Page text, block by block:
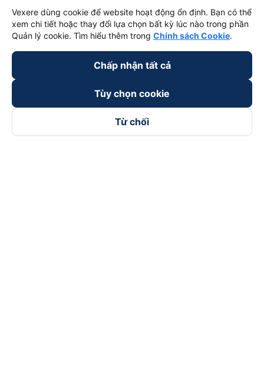
keyboard_arrow_down
Trở thành đối tác
Vexere dùng cookie để website hoạt động ổn định. Bạn có thể
xem chi tiết hoặc thay đổi lựa chọn bất kỳ lúc nào trong phần
Quản lý cookie. Tìm hiểu thêm trong Chính sách Cookie.
Chấp nhận tất cả
Tùy chọn cookie
Từ chối